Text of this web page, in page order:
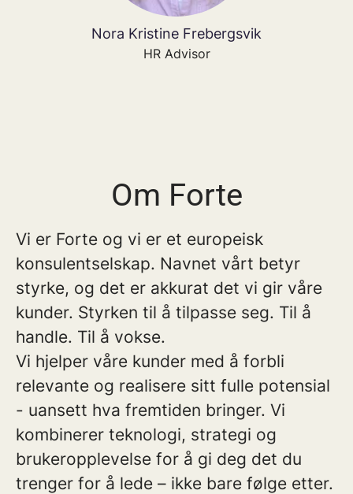
Nora Kristine Frebergsvik
HR Advisor
Om Forte
Vi er Forte og vi er et europeisk
konsulentselskap. Navnet vårt betyr
styrke, og det er akkurat det vi gir våre
kunder. Styrken til å tilpasse seg. Til å
handle. Til å vokse.
Vi hjelper våre kunder med å forbli
relevante og realisere sitt fulle potensial
- uansett hva fremtiden bringer. Vi
kombinerer teknologi, strategi og
brukeropplevelse for å gi deg det du
trenger for å lede – ikke bare følge etter.